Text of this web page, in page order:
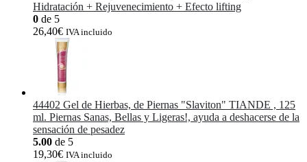
Hidratación + Rejuvenecimiento + Efecto lifting
0 de 5
26,40€ IVA incluido
44402 Gel de Hierbas, de Piernas "Slaviton" TIANDE , 125
ml. Piernas Sanas, Bellas y Ligeras!, ayuda a deshacerse de la
sensación de pesadez
5.00 de 5
19,30€ IVA incluido